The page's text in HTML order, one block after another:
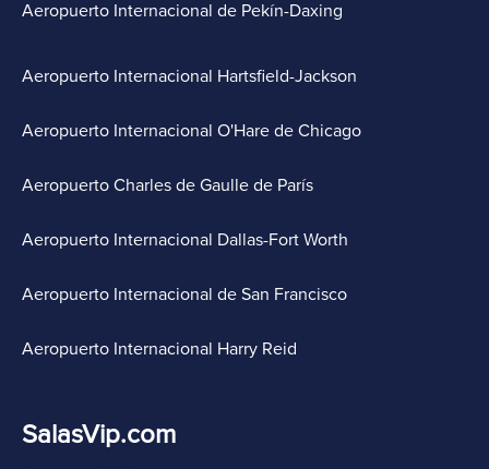
Aeropuerto Internacional de Pekín-Daxing
Aeropuerto Internacional Hartsfield-Jackson
Aeropuerto Internacional O'Hare de Chicago
Aeropuerto Charles de Gaulle de París
Aeropuerto Internacional Dallas-Fort Worth
Aeropuerto Internacional de San Francisco
Aeropuerto Internacional Harry Reid
SalasVip.com